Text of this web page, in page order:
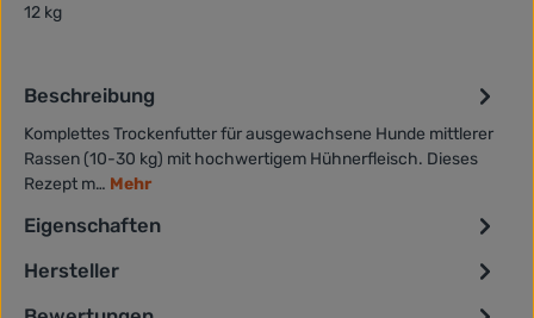
12 kg
Beschreibung
Komplettes Trockenfutter für ausgewachsene Hunde mittlerer
Rassen (10-30 kg) mit hochwertigem Hühnerfleisch. Dieses
Rezept m… Mehr
Eigenschaften
Hersteller